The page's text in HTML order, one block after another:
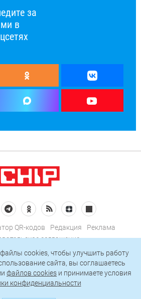
за
в
QR-кодов Редакция
Реклама
соглашение
конфиденциальности
на рассылку
cookies, чтобы улучшить работу
сайта, вы соглашаетесь
файлов cookies и принимаете условия
конфиденциальности